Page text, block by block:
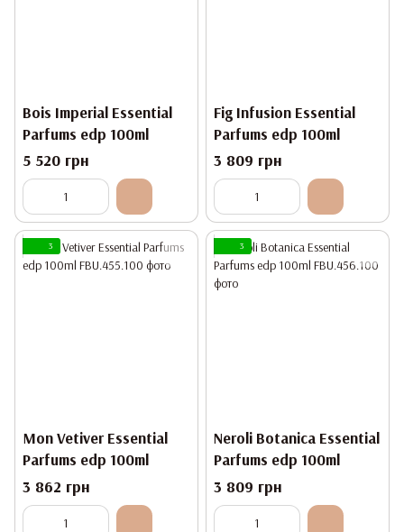
Bois Imperial Essential
Parfums edp 100ml
5 520 грн
Fig Infusion Essential
Parfums edp 100ml
3 809 грн
3
Mon Vetiver Essential
Parfums edp 100ml
3 862 грн
3
Neroli Botanica Essential
Parfums edp 100ml
3 809 грн